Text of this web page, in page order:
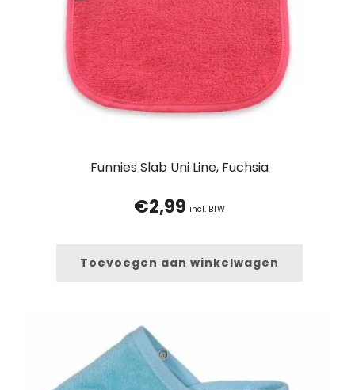
Funnies Slab Uni Line, Fuchsia
€2,99 incl. BTW
Toevoegen aan winkelwagen